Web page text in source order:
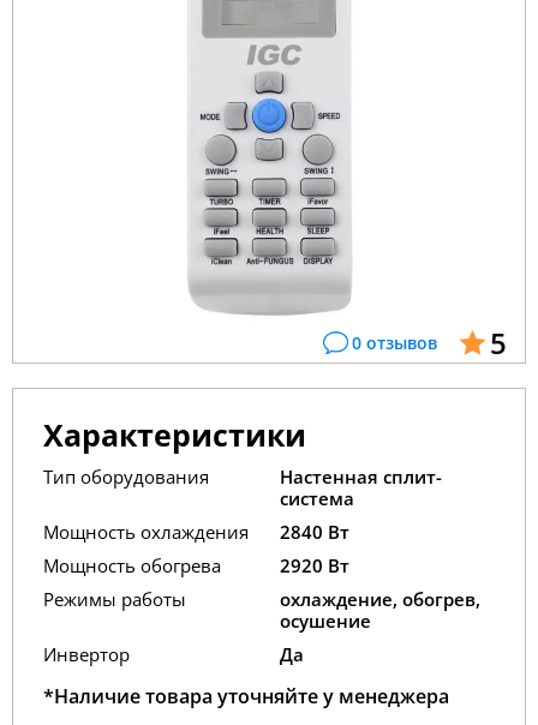
0 отзывов 5
Характеристики
Тип оборудования
Настенная сплит-
система
Мощность охлаждения
2840 Вт
Мощность обогрева
2920 Вт
Режимы работы
охлаждение, обогрев,
осушение
Инвертор
Да
*Наличие товара уточняйте у менеджера